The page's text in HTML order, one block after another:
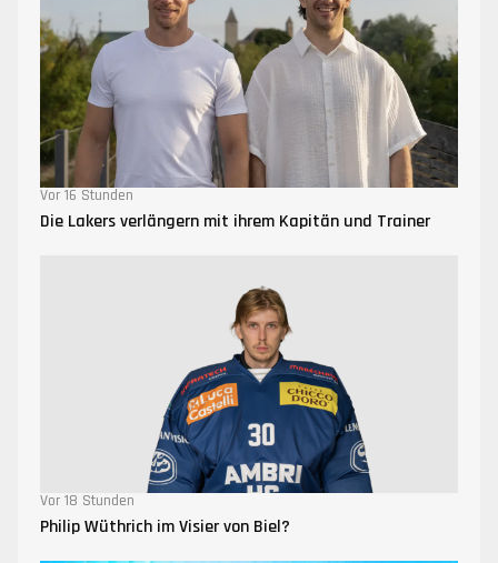
Vor 16 Stunden
Die Lakers verlängern mit ihrem Kapitän und Trainer
Vor 18 Stunden
Philip Wüthrich im Visier von Biel?